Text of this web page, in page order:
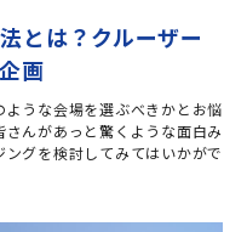
とは？クルーザー
画
うな会場を選ぶべきかとお悩
んがあっと驚くような面白み
グを検討してみてはいかがで